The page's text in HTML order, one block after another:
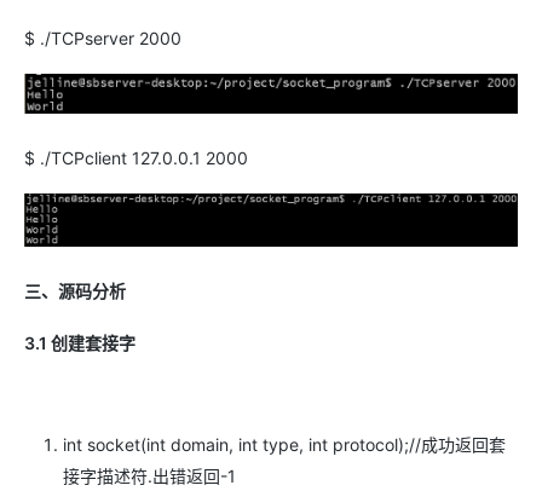
$ ./TCPserver 2000
$ ./TCPclient 127.0.0.1 2000
三、源码分析
3.1 创建套接字
int socket(int domain, int type, int protocol);//成功返回套
接字描述符.出错返回-1